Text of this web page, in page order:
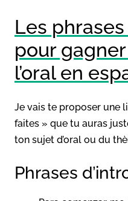
Les
pour
l’oral en
Je vais te proposer une
faites » que tu auras
ton sujet d’oral ou du
Phrases